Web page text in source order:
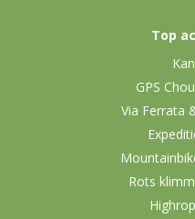
Top
GPS
Via Ferrata
Rots